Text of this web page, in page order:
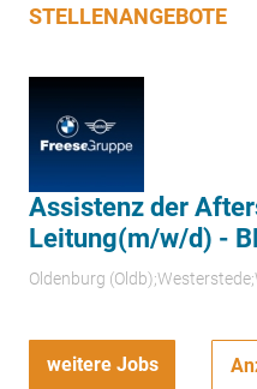
STELLENANGEBOTE
Assistenz der
Leitung(m/w/d) -
Oldenburg
weitere Jobs